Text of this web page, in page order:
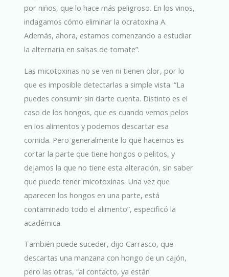
por niños, que lo hace más peligroso. En los vinos,
indagamos cómo eliminar la ocratoxina A.
Además, ahora, estamos comenzando a estudiar
la alternaria en salsas de tomate”.
Las micotoxinas no se ven ni tienen olor, por lo
que es imposible detectarlas a simple vista. “La
puedes consumir sin darte cuenta. Distinto es el
caso de los hongos, que es cuando vemos pelos
en los alimentos y podemos descartar esa
comida. Pero generalmente lo que hacemos es
cortar la parte que tiene hongos o pelitos, y
dejamos la que no tiene esta alteración, sin saber
que puede tener micotoxinas. Una vez que
aparecen los hongos en una parte, está
contaminado todo el alimento”, especificó la
académica.
También puede suceder, dijo Carrasco, que
descartas una manzana con hongo de un cajón,
pero las otras, “al contacto, ya están